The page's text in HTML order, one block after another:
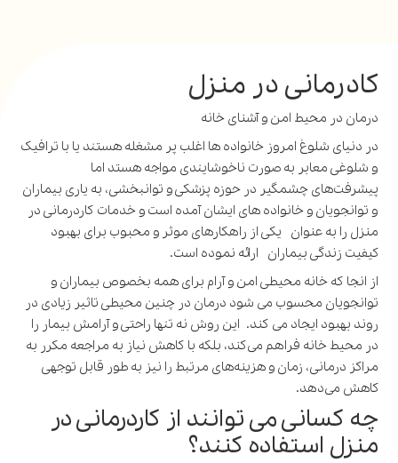
کادرمانی در منزل
درمان در محیط امن و آشنای خانه
در دنیای شلوغ امروز خانواده ها اغلب پر مشغله هستند یا با ترافیک
و شلوغی معابر به صورت ناخوشایندی مواجه هستد اما
پیشرفت‌های چشمگیر در حوزه پزشکی و توانبخشی، به یاری بیماران
و توانجویان و خانواده های ایشان آمده است و خدمات کاردرمانی در
منزل را به عنوان یکی از راهکارهای موثر و محبوب برای بهبود
کیفیت زندگی بیماران ارائه نموده است.
از انجا که خانه محیطی امن و آرام برای همه بخصوص بیماران و
توانجویان محسوب می شود درمان در چنین محیطی تاثیر زیادی در
روند بهبود ایجاد می کند. این روش نه‌ تنها راحتی و آرامش بیمار را
در محیط خانه فراهم می‌کند، بلکه با کاهش نیاز به مراجعه مکرر به
مراکز درمانی، زمان و هزینه‌های مرتبط را نیز به طور قابل توجهی
کاهش می‌دهد.
چه کسانی می توانند از کاردرمانی در
منزل استفاده کنند؟